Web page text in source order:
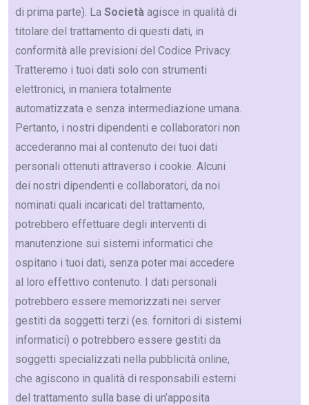
di prima parte). La Società agisce in qualità di
titolare del trattamento di questi dati, in
conformità alle previsioni del Codice Privacy.
Tratteremo i tuoi dati solo con strumenti
elettronici, in maniera totalmente
automatizzata e senza intermediazione umana.
Pertanto, i nostri dipendenti e collaboratori non
accederanno mai al contenuto dei tuoi dati
personali ottenuti attraverso i cookie. Alcuni
dei nostri dipendenti e collaboratori, da noi
nominati quali incaricati del trattamento,
potrebbero effettuare degli interventi di
manutenzione sui sistemi informatici che
ospitano i tuoi dati, senza poter mai accedere
al loro effettivo contenuto. I dati personali
potrebbero essere memorizzati nei server
gestiti da soggetti terzi (es. fornitori di sistemi
informatici) o potrebbero essere gestiti da
soggetti specializzati nella pubblicità online,
che agiscono in qualità di responsabili esterni
del trattamento sulla base di un’apposita